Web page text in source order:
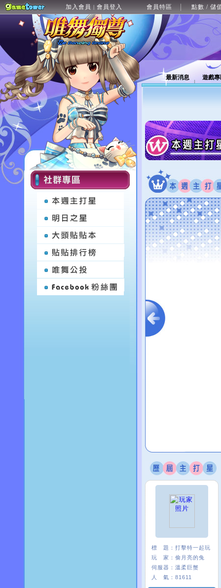
加入會員 | 會員登入 會員特區 點數 / 儲
最新消息 遊戲
標 題： 打擊特一起玩
玩 家： 偷月亮的兔
伺服器： 溫柔巨蟹
人 氣： 81611